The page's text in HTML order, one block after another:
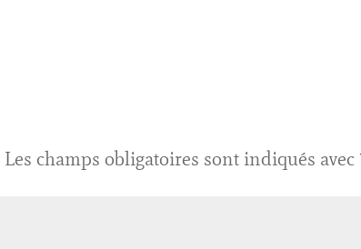
Les champs obligatoires sont indiqués avec